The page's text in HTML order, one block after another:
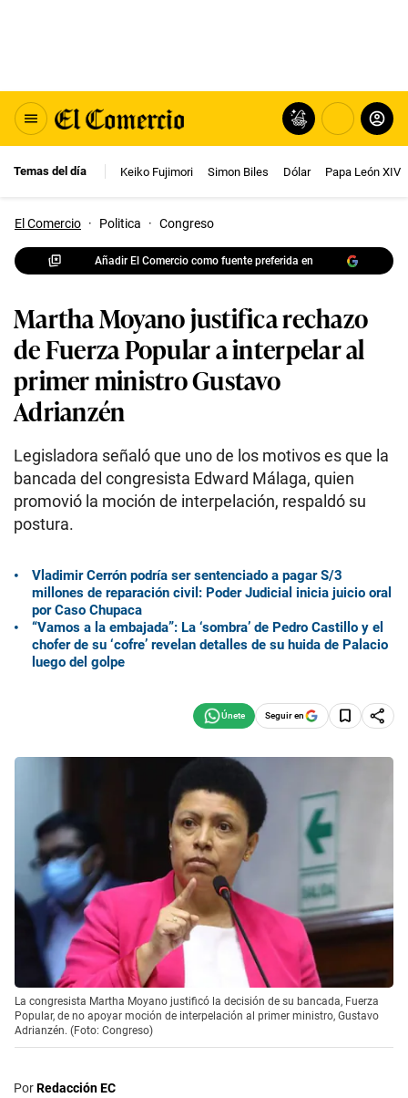
Temas del día Keiko Fujimori Simon Biles Dólar Papa León XIV
El Comercio · Politica · Congreso
Añadir El Comercio como fuente preferida en
Martha Moyano justifica rechazo
de Fuerza Popular a interpelar al
primer ministro Gustavo
Adrianzén
Legisladora señaló que uno de los motivos es que la
bancada del congresista Edward Málaga, quien
promovió la moción de interpelación, respaldó su
postura.
Vladimir Cerrón podría ser sentenciado a pagar S/3
millones de reparación civil: Poder Judicial inicia juicio oral
por Caso Chupaca
“Vamos a la embajada”: La ‘sombra’ de Pedro Castillo y el
chofer de su ‘cofre’ revelan detalles de su huida de Palacio
luego del golpe
Seguir en
La congresista Martha Moyano justificó la decisión de su bancada, Fuerza
Popular, de no apoyar moción de interpelación al primer ministro, Gustavo
Adrianzén. (Foto: Congreso)
PorRedacción EC